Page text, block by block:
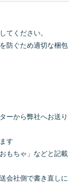
てください。
防ぐため適切な梱包
ーから弊社へお送り
す
もちゃ」などと記載
会社側で書き直しに